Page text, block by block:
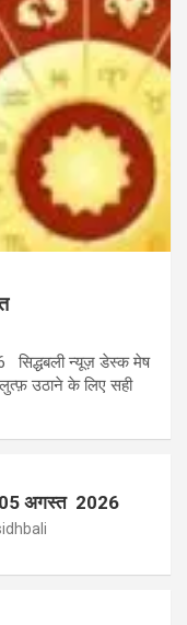
सिद्धबली न्यूज़ डेस्क मेष
उठाने के लिए सही
05 अगस्त 2026